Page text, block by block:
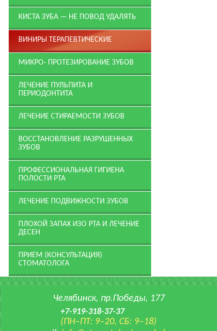
КИСТА ЗУБА — НЕ ПОВОД УДАЛЯТЬ
ВИНИРЫ ТЕРАПЕВТИЧЕСКИЕ
МИКРО- ПРОТЕЗИРОВАНИЕ ЗУБОВ
ЛЕЧЕНИЕ ПУЛЬПИТА И
ПЕРИОДОНТИТА
ЛЕЧЕНИЕ СТИРАЕМОСТИ ЗУБОВ
ВОССТАНОВЛЕНИЕ РАЗРУШЕННЫХ
ЗУБОВ
ПРОФЕССИОНАЛЬ­НАЯ ГИГИЕНА
ПОЛОСТИ РТА
ЛЕЧЕНИЕ ПОДВИЖНОСТИ ЗУБОВ
ПЛОХОЙ ЗАПАХ ИЗО РТА И ЛЕЧЕНИЕ
ДЕСЕН
ПРИЕМ (КОНСУЛЬТАЦИЯ)
СТОМАТОЛОГА
Челябинск, пр.Победы, 177
+7-919-318-37-37
(ПН–ПТ: 9–20, СБ: 9–18)